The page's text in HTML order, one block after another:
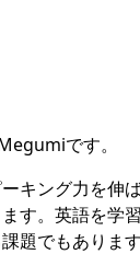
です。
ーキング力を伸
す。英語を学
題でもあります